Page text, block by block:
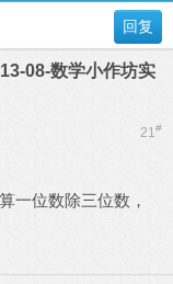
回复
08-数学小作坊实
21#
一位数除三位数，